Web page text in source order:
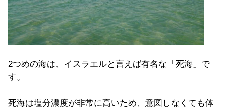
2つめの海は、イスラエルと言えば有名な「死海」で
す。
死海は塩分濃度が非常に高いため、意図しなくても体